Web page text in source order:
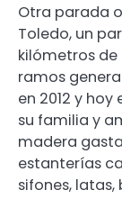
Otra parada
Toledo, un
kilómetros de
ramos
en 2012 y
su familia y
madera
estanterías
sifones,